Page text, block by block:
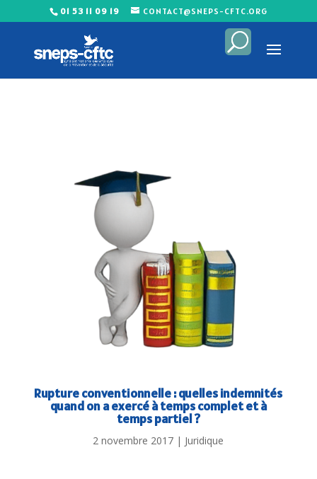
01 53 11 09 19 CONTACT@SNEPS-CFTC.ORG
Rupture conventionnelle : quelles indemnités
quand on a exercé à temps complet et à
temps partiel ?
2 novembre 2017 | Juridique